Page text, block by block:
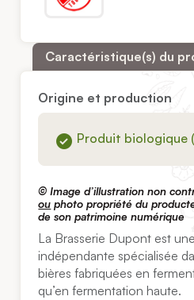
Caractéristique(s) du
© Image d’illustration non
ou photo propriété du
de son patrimoine numérique
La Brasserie Dupont est
indépendante spécialisée
bières fabriquées en
qu’en fermentation haute.
Origine et production
Produit biologique